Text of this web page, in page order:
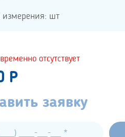
шт
отсутствует
P
заявку